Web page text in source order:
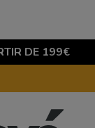
DE 199€